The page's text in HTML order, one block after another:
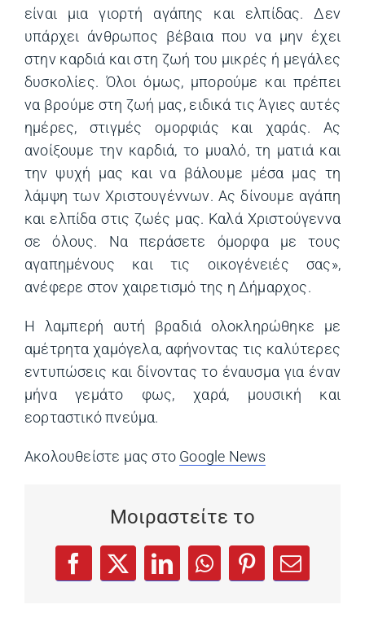
είναι μια γιορτή αγάπης και ελπίδας. Δεν
υπάρχει άνθρωπος βέβαια που να μην έχει
στην καρδιά και στη ζωή του μικρές ή μεγάλες
δυσκολίες. Όλοι όμως, μπορούμε και πρέπει
να βρούμε στη ζωή μας, ειδικά τις Άγιες αυτές
ημέρες, στιγμές ομορφιάς και χαράς. Ας
ανοίξουμε την καρδιά, το μυαλό, τη ματιά και
την ψυχή μας και να βάλουμε μέσα μας τη
λάμψη των Χριστουγέννων. Ας δίνουμε αγάπη
και ελπίδα στις ζωές μας. Καλά Χριστούγεννα
σε όλους. Να περάσετε όμορφα με τους
αγαπημένους και τις οικογένειές σας»,
ανέφερε στον χαιρετισμό της η Δήμαρχος.
Η λαμπερή αυτή βραδιά ολοκληρώθηκε με
αμέτρητα χαμόγελα, αφήνοντας τις καλύτερες
εντυπώσεις και δίνοντας το έναυσμα για έναν
μήνα γεμάτο φως, χαρά, μουσική και
εορταστικό πνεύμα.
Ακολουθείστε μας στο Google News
Μοιραστείτε το
Facebook
(opens in a new tab)
X
(opens in a new tab)
LinkedIn
(opens in a new tab)
WhatsApp
(opens in a new tab)
Pinterest
(opens in a
Email